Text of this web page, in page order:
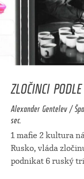
ZLOČINCI
Alexander Gentelev /
sec.
1 mafie 2 kultura
Rusko, vláda
podnikat 6 ruský